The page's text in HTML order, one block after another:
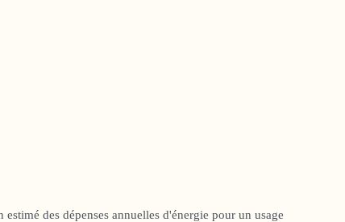
des dépenses annuelles d'énergie pour un usage